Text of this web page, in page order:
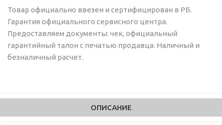
Товар официально ввезен и сертифицирован в РБ.
Гарантия официального сервисного центра.
Предоставляем документы: чек, официальный
гарантийный талон с печатью продавца. Наличный и
безналичный расчет.
ОПИСАНИЕ